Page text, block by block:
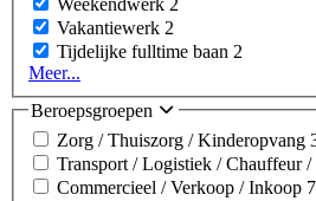
Vakantiewerk 2
Tijdelijke fulltime baan 2
Meer...
Beroepsgroepen
Zorg / Thuiszorg / Kinderopvang
Transport / Logistiek / Chauffeur
Commercieel / Verkoop / Inkoop 7